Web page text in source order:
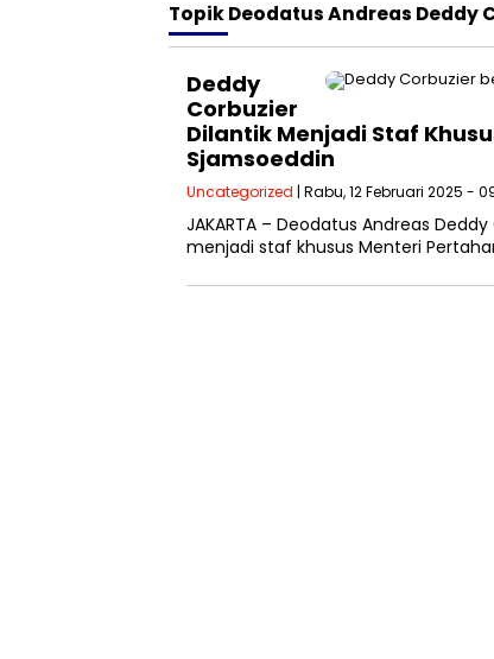
TopikDeodatus Andreas Deddy
Deddy
Corbuzier
Dilantik Menjadi Staf
Sjamsoeddin
Uncategorized | Rabu, 12 Februari 2025 -
JAKARTA – Deodatus Andreas
menjadi staf khusus Menteri